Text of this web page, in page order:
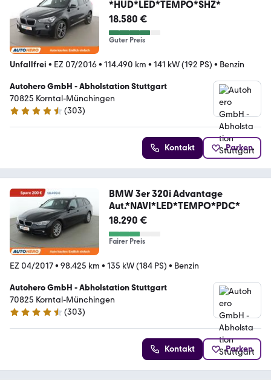
*HUD*LED*TEMPO*SHZ*
18.580 €
Guter Preis
Unfallfrei • EZ 07/2016• 114.490 km • 141 kW (192 PS) • Benzin
Autohero GmbH - Abholstation Stuttgart
70825 Korntal-Münchingen
4.4 Sterne
(303)
Kontakt Parken
BMW 3er 320i Advantage
Aut.*NAVI*LED*TEMPO*PDC*
18.290 €
Fairer Preis
EZ 04/2017• 98.425 km • 135 kW (184 PS) • Benzin
Autohero GmbH - Abholstation Stuttgart
70825 Korntal-Münchingen
4.4 Sterne
(303)
Kontakt Parken